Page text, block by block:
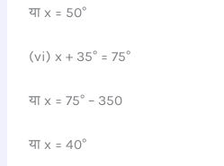
या x = 50°
(vi) x + 35° = 75°
या x = 75° – 350
या x = 40°